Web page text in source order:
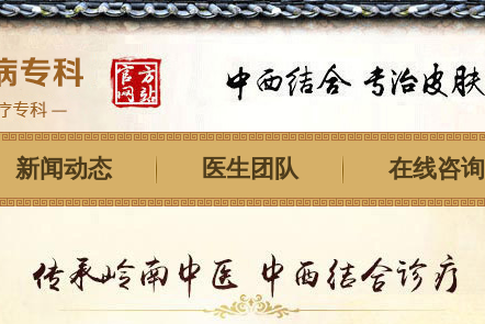
新闻动态 医生团队 在线咨询